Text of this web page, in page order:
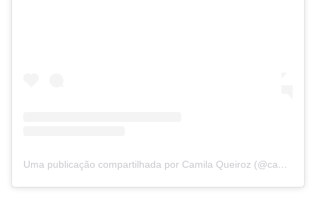
Uma publicação compartilhada por Camila Queiroz (@camilaqueiroz)